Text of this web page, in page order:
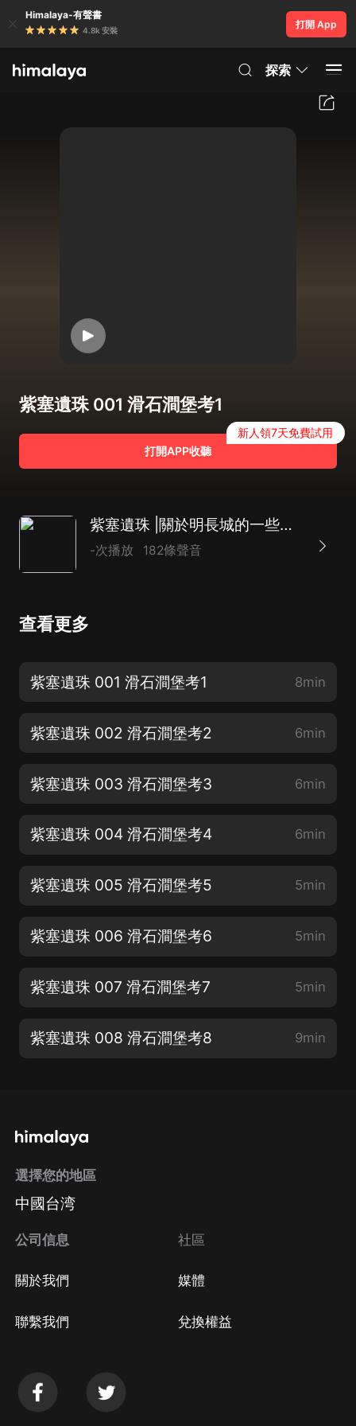
Himalaya-有聲書
4.8k 安裝
打開 App
探索
紫塞遺珠 001 滑石澗堡考1
打開APP收聽
新人領7天免費試用
紫塞遺珠 |關於明長城的一些歷史
-次播放 182條聲音
查看更多
紫塞遺珠 001 滑石澗堡考1 8min
紫塞遺珠 002 滑石澗堡考2 6min
紫塞遺珠 003 滑石澗堡考3 6min
紫塞遺珠 004 滑石澗堡考4 6min
紫塞遺珠 005 滑石澗堡考5 5min
紫塞遺珠 006 滑石澗堡考6 5min
紫塞遺珠 007 滑石澗堡考7 5min
紫塞遺珠 008 滑石澗堡考8 9min
選擇您的地區
中國台湾
公司信息
關於我們
聯繫我們
社區
媒體
兌換權益